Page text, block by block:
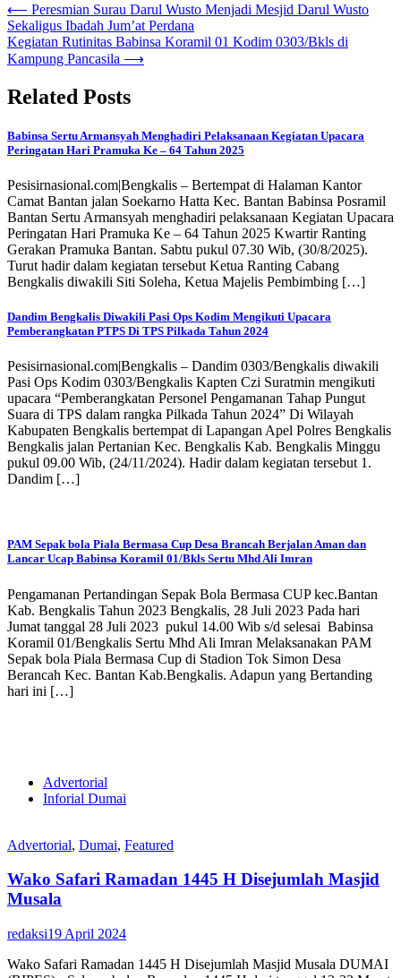
⟵ Peresmian Surau Darul Wusto Menjadi Mesjid Darul Wusto
Sekaligus Ibadah Jum’at Perdana
Kegiatan Rutinitas Babinsa Koramil 01 Kodim 0303/Bkls di
Kampung Pancasila ⟶
Related Posts
Babinsa Sertu Armansyah Menghadiri Pelaksanaan Kegiatan Upacara
Peringatan Hari Pramuka Ke – 64 Tahun 2025
Pesisirnasional.com|Bengkalis – Bertempat di Halaman Kantor
Camat Bantan jalan Soekarno Hatta Kec. Bantan Babinsa Posramil
Bantan Sertu Armansyah menghadiri pelaksanaan Kegiatan Upacara
Peringatan Hari Pramuka Ke – 64 Tahun 2025 Kwartir Ranting
Gerakan Pramuka Bantan. Sabtu pukul 07.30 Wib, (30/8/2025).
Turut hadir dalam kegiatan tersebut Ketua Ranting Cabang
Bengkalis diwakili Siti Soleha, Ketua Majelis Pembimbing […]
Dandim Bengkalis Diwakili Pasi Ops Kodim Mengikuti Upacara
Pemberangkatan PTPS Di TPS Pilkada Tahun 2024
Pesisirnasional.com|Bengkalis – Dandim 0303/Bengkalis diwakili
Pasi Ops Kodim 0303/Bengkalis Kapten Czi Suratmin mengikuti
upacara “Pemberangkatan Personel Pengamanan Tahap Pungut
Suara di TPS dalam rangka Pilkada Tahun 2024” Di Wilayah
Kabupaten Bengkalis bertempat di Lapangan Apel Polres Bengkalis
Bengkalis jalan Pertanian Kec. Bengkalis Kab. Bengkalis Minggu
pukul 09.00 Wib, (24/11/2024). Hadir dalam kegiatan tersebut 1.
Dandim […]
PAM Sepak bola Piala Bermasa Cup Desa Brancah Berjalan Aman dan
Lancar Ucap Babinsa Koramil 01/Bkls Sertu Mhd Ali Imran
Pengamanan Pertandingan Sepak Bola Bermasa CUP kec.Bantan
Kab. Bengkalis Tahun 2023 Bengkalis, 28 Juli 2023 Pada hari
Jumat tanggal 28 Juli 2023 pukul 14.00 Wib s/d selesai Babinsa
Koramil 01/Bengkalis Sertu Mhd Ali Imran Melaksanakan PAM
Sepak bola Piala Bermasa Cup di Stadion Tok Simon Desa
Berancah Kec. Bantan Kab.Bengkalis. Adapun yang Bertanding
hari ini […]
Advertorial
Inforial Dumai
Advertorial, Dumai, Featured
Wako Safari Ramadan 1445 H Disejumlah Masjid
Musala
redaksi19 April 2024
Wako Safari Ramadan 1445 H Disejumlah Masjid Musala DUMAI